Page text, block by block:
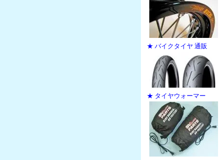
★ バイクタイヤ 通販
★ タイヤウォーマー